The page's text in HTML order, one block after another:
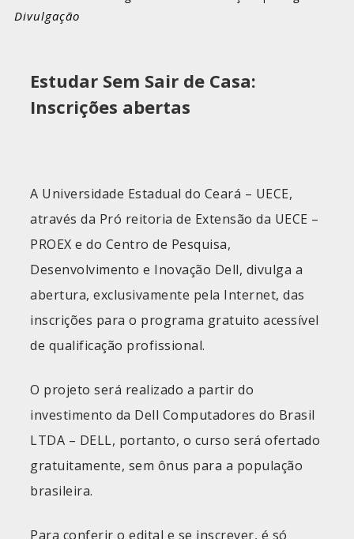
Divulgação
Estudar Sem Sair de Casa:
Inscrições abertas
A Universidade Estadual do Ceará – UECE,
através da Pró reitoria de Extensão da UECE –
PROEX e do Centro de Pesquisa,
Desenvolvimento e Inovação Dell, divulga a
abertura, exclusivamente pela Internet, das
inscrições para o programa gratuito acessível
de qualificação profissional.
O projeto será realizado a partir do
investimento da Dell Computadores do Brasil
LTDA – DELL, portanto, o curso será ofertado
gratuitamente, sem ônus para a população
brasileira.
Para conferir o edital e se inscrever, é só